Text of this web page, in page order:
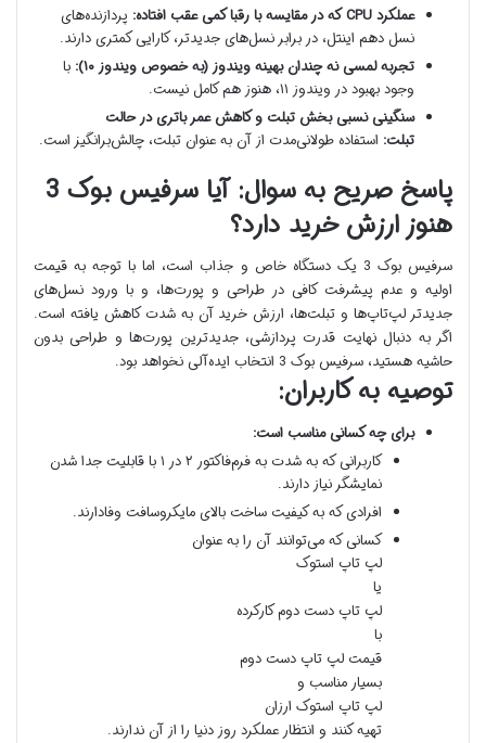
عملکرد CPU که در مقایسه با رقبا کمی عقب افتاده:
پردازنده‌های
نسل دهم اینتل، در برابر نسل‌های جدیدتر، کارایی کمتری دارند.
تجربه لمسی نه چندان بهینه ویندوز (به خصوص ویندوز ۱۰):
با
وجود بهبود در ویندوز ۱۱، هنوز هم کامل نیست.
سنگینی نسبی بخش تبلت و کاهش عمر باتری در حالت
تبلت: استفاده طولانی‌مدت از آن به عنوان تبلت، چالش‌برانگیز است.
پاسخ صریح به سوال: آیا سرفیس بوک 3
هنوز ارزش خرید دارد؟
سرفیس بوک 3 یک دستگاه خاص و جذاب است، اما با توجه به قیمت
اولیه و عدم پیشرفت کافی در طراحی و پورت‌ها، و با ورود نسل‌های
جدیدتر لپ‌تاپ‌ها و تبلت‌ها، ارزش خرید آن به شدت کاهش یافته است.
اگر به دنبال نهایت قدرت پردازشی، جدیدترین پورت‌ها و طراحی بدون
حاشیه هستید، سرفیس بوک 3 انتخاب ایده‌آلی نخواهد بود.
توصیه به کاربران:
برای چه کسانی مناسب است:
کاربرانی که به شدت به فرم‌فاکتور ۲ در ۱ با قابلیت جدا شدن
نمایشگر نیاز دارند.
افرادی که به کیفیت ساخت بالای مایکروسافت وفادارند.
کسانی که می‌توانند آن را به عنوان
لپ تاپ استوک
یا
لپ تاپ دست دوم کارکرده
با
قیمت لپ تاپ دست دوم
بسیار مناسب و
لپ تاپ استوک ارزان
تهیه کنند و انتظار عملکرد روز دنیا را از آن ندارند.